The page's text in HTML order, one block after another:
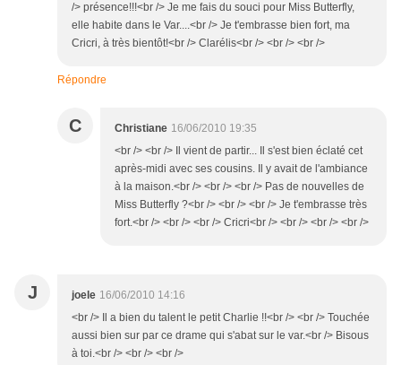
/> présence!!!<br /> Je me fais du souci pour Miss Butterfly,
elle habite dans le Var....<br /> Je t'embrasse bien fort, ma
Cricri, à très bientôt!<br /> Clarélis<br /> <br /> <br />
Répondre
C Christiane 16/06/2010 19:35
<br /> <br /> Il vient de partir... Il s'est bien éclaté cet
après-midi avec ses cousins. Il y avait de l'ambiance
à la maison.<br /> <br /> <br /> Pas de nouvelles de
Miss Butterfly ?<br /> <br /> <br /> Je t'embrasse très
fort.<br /> <br /> <br /> Cricri<br /> <br /> <br /> <br />
J joele 16/06/2010 14:16
<br /> Il a bien du talent le petit Charlie !!<br /> <br /> Touchée
aussi bien sur par ce drame qui s'abat sur le var.<br /> Bisous
à toi.<br /> <br /> <br />